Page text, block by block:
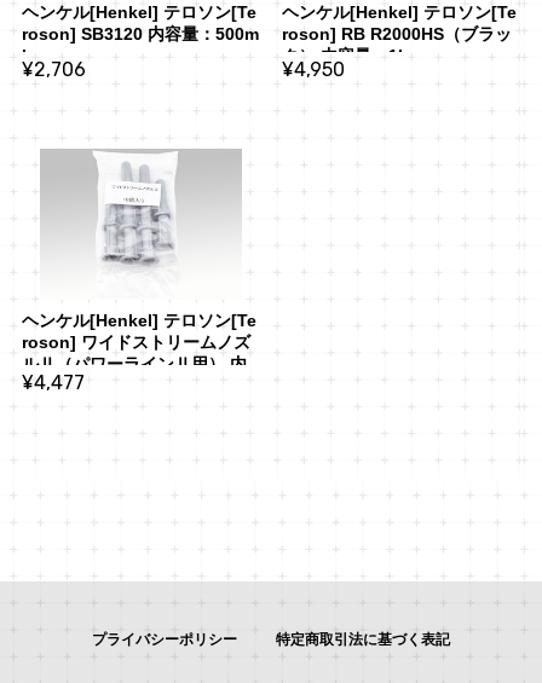
ヘンケル[Henkel] テロソン[Te
roson] SB3120 内容量：500m
l
¥2,706
ヘンケル[Henkel] テロソン[Te
roson] RB R2000HS（ブラッ
ク） 内容量：1L
¥4,950
ヘンケル[Henkel] テロソン[Te
roson] ワイドストリームノズ
ルⅡ（パワーラインⅡ用） 内
容量：10個
¥4,477
プライバシーポリシー 特定商取引法に基づく表記